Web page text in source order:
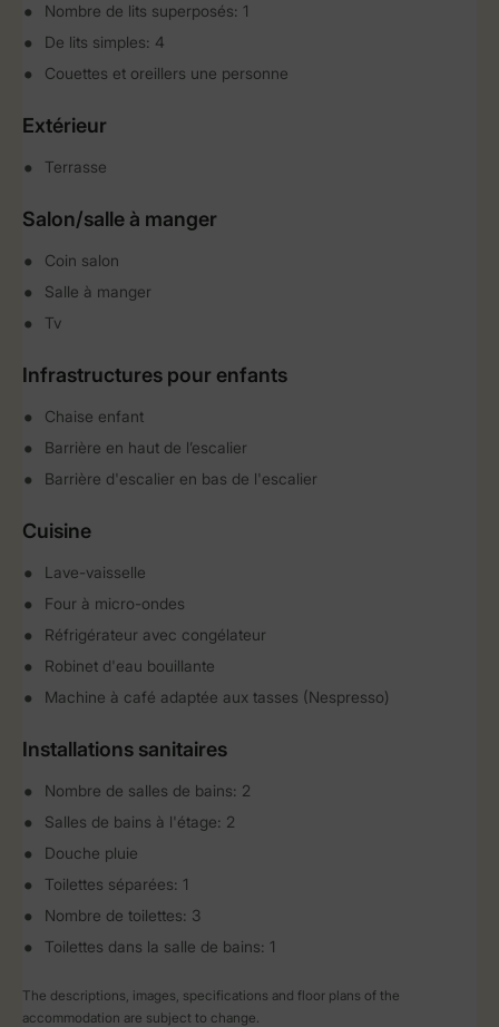
Nombre de lits superposés: 1
De lits simples: 4
Couettes et oreillers une personne
Extérieur
Terrasse
Salon/salle à manger
Coin salon
Salle à manger
Tv
Infrastructures pour enfants
Chaise enfant
Barrière en haut de l’escalier
Barrière d'escalier en bas de l'escalier
Cuisine
Lave-vaisselle
Four à micro-ondes
Réfrigérateur avec congélateur
Robinet d'eau bouillante
Machine à café adaptée aux tasses (Nespresso)
Installations sanitaires
Nombre de salles de bains: 2
Salles de bains à l'étage: 2
Douche pluie
Toilettes séparées: 1
Nombre de toilettes: 3
Toilettes dans la salle de bains: 1
The descriptions, images, specifications and floor plans of the
accommodation are subject to change.